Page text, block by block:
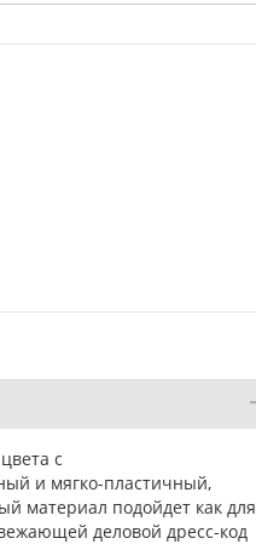
с
и мягко-пластичный,
материал подойдет как для
деловой дресс-код